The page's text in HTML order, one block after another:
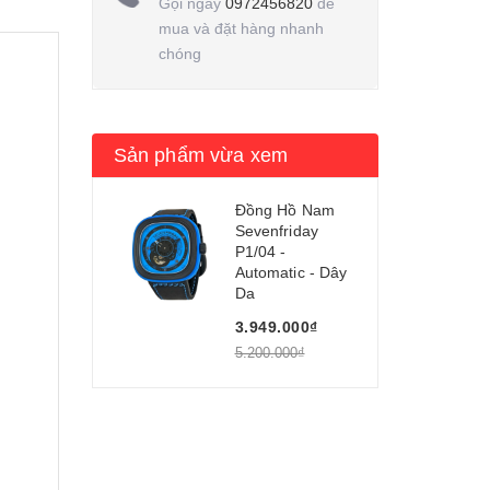
mua và đặt hàng nhanh
chóng
Sản phẩm vừa xem
Đồng Hồ Nam
Sevenfriday
P1/04 -
Automatic - Dây
Da
3.949.000₫
5.200.000₫